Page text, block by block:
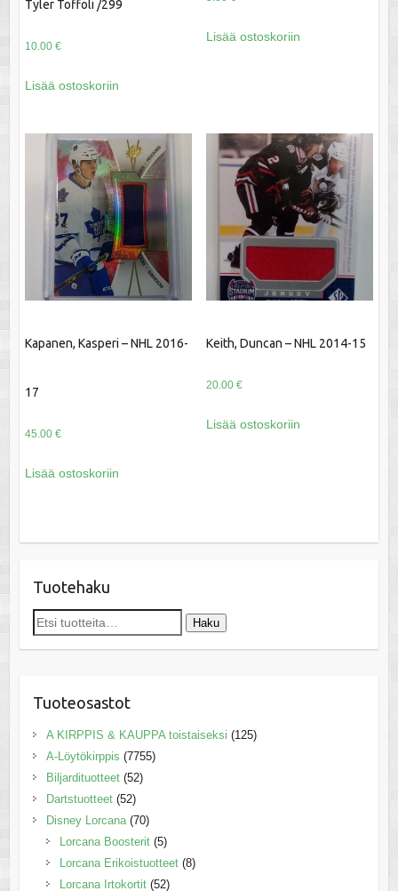
Tyler Toffoli /299
10.00 €
Lisää ostoskoriin
Lisää ostoskoriin
Kapanen, Kasperi – NHL 2016-
17
45.00 €
Lisää ostoskoriin
Keith, Duncan – NHL 2014-15
20.00 €
Lisää ostoskoriin
Tuotehaku
Etsi: Haku
Tuoteosastot
A KIRPPIS & KAUPPA toistaiseksi (125)
A-Löytökirppis (7755)
Biljardituotteet (52)
Dartstuotteet (52)
Disney Lorcana (70)
Lorcana Boosterit (5)
Lorcana Erikoistuotteet (8)
Lorcana Irtokortit (52)